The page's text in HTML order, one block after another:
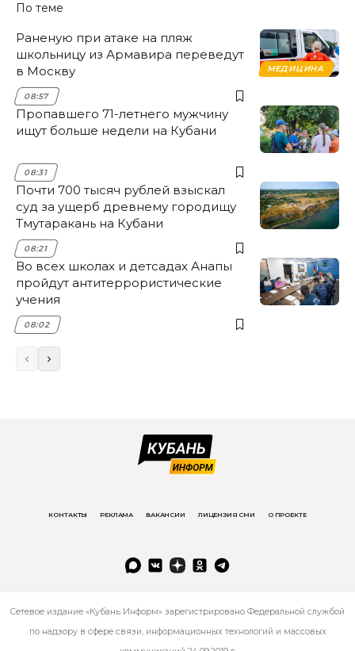
По теме
МЕДИЦИНА
Раненую при атаке на пляж
школьницу из Армавира переведут
в Москву
08:57
Пропавшего 71-летнего мужчину
ищут больше недели на Кубани
08:31
Почти 700 тысяч рублей взыскал
суд за ущерб древнему городищу
Тмутаракань на Кубани
08:21
Во всех школах и детсадах Анапы
пройдут антитеррористические
учения
08:02
КОНТАКТЫ РЕКЛАМА ВАКАНСИИ ЛИЦЕНЗИЯ СМИ О ПРОЕКТЕ
Сетевое издание «Кубань Информ» зарегистрировано Федеральной службой
по надзору в сфере связи, информационных технологий и массовых